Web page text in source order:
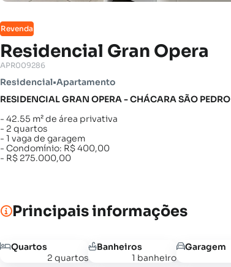
Revenda
Residencial Gran Opera
APR009286
Residencial•Apartamento
RESIDENCIAL GRAN OPERA - CHÁCARA SÃO PEDRO
- 42.55 m² de área privativa
- 2 quartos
- 1 vaga de garagem
- Condomínio: R$ 400,00
- R$ 275.000,00
Principais informações
Quartos
2 quartos
Banheiros
1 banheiro
Garagem